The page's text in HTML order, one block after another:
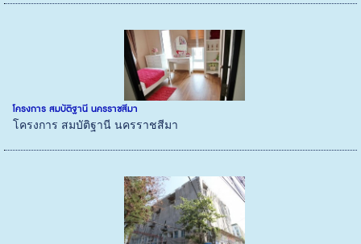
โครงการ สมบัติฐานี นครราชสีมา
โครงการ สมบัติฐานี นครราชสีมา